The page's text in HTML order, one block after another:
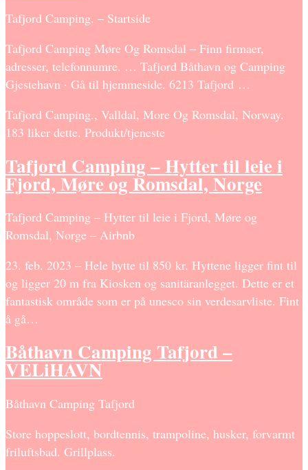
Tafjord Camping. – Startside
Tafjord Camping Møre Og Romsdal – Finn firmaer,
adresser, telefonnumre. … Tafjord Båthavn og Camping
Gjestehavn · Gå til hjemmeside. 6213 Tafjord …
Tafjord Camping., Valldal, More Og Romsdal, Norway.
183 liker dette. Produkt/tjeneste
Tafjord Camping – Hytter til leie i
Fjord, Møre og Romsdal, Norge
Tafjord Camping – Hytter til leie i Fjord, Møre og
Romsdal, Norge – Airbnb
23. feb. 2023 – Hele hytte til 850 kr. Hyttene ligger fint til
og ligger 20 m fra Kiosken og sanitäranlegget. Dette er et
fantastisk område som er på unesco sin verdesarvliste. Fint
å gå…
Båthavn Camping Tafjord –
VELiHAVN
Båthavn Camping Tafjord
Store hoppeslott, bordtennis, trampoline, husker, forvarmt
friluftsbad. Grillplass.